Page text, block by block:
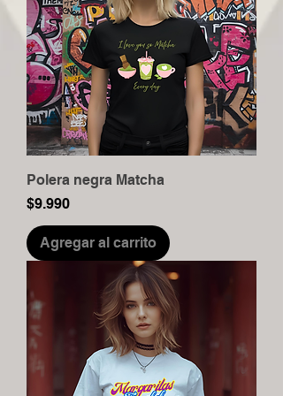
Polera negra Matcha
Precio
$9.990
Agregar al carrito